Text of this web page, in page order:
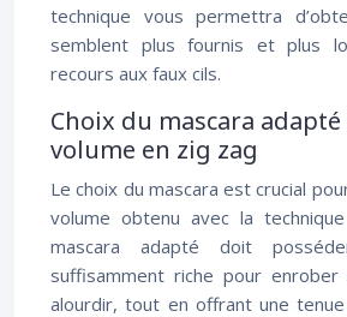
technique vous permettra
semblent plus fournis et plus
recours aux faux cils.
Choix du mascara adapté
volume en zig zag
Le choix du mascara est crucial
volume obtenu avec la
mascara adapté doit
suffisamment riche pour
alourdir, tout en offrant une